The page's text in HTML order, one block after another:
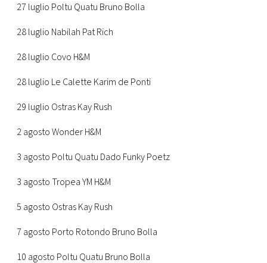
27 luglio Poltu Quatu Bruno Bolla
28 luglio Nabilah Pat Rich
28 luglio Covo H&M
28 luglio Le Calette Karim de Ponti
29 luglio Ostras Kay Rush
2 agosto Wonder H&M
3 agosto Poltu Quatu Dado Funky Poetz
3 agosto Tropea YM H&M
5 agosto Ostras Kay Rush
7 agosto Porto Rotondo Bruno Bolla
10 agosto Poltu Quatu Bruno Bolla